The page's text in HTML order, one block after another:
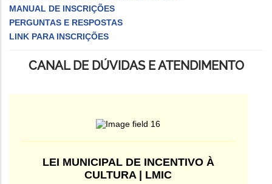
MANUAL DE INSCRIÇÕES
PERGUNTAS E RESPOSTAS
LINK PARA INSCRIÇÕES
CANAL DE DÚVIDAS E ATENDIMENTO